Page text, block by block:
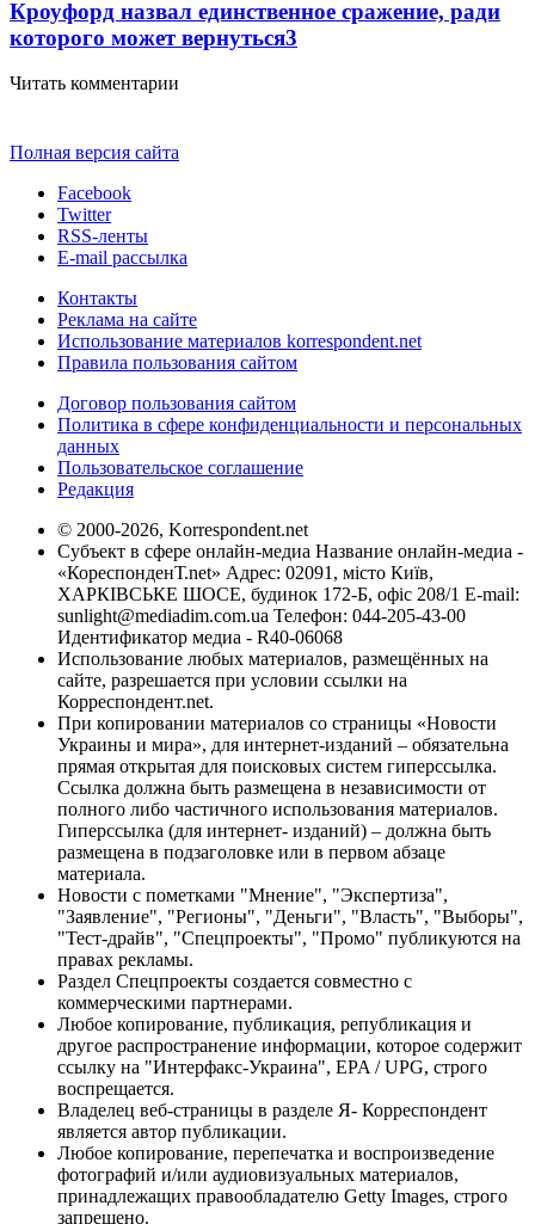
Кроуфорд назвал единственное сражение, ради
которого может вернуться3
Читать комментарии
Полная версия сайта
Facebook
Twitter
RSS-ленты
E-mail рассылка
Контакты
Реклама на сайте
Использование материалов korrespondent.net
Правила пользования сайтом
Договор пользования сайтом
Политика в сфере конфиденциальности и персональных
данных
Пользовательское соглашение
Редакция
© 2000-2026, Korrespondent.net
Субъект в сфере онлайн-медиа Название онлайн-медиа -
«КореспонденТ.net» Адрес: 02091, місто Київ,
ХАРКІВСЬКЕ ШОСЕ, будинок 172-Б, офіс 208/1 E-mail:
sunlight@mediadim.com.ua Телефон: 044-205-43-00
Идентификатор медиа - R40-06068
Использование любых материалов, размещённых на
сайте, разрешается при условии ссылки на
Корреспондент.net.
При копировании материалов со страницы «Новости
Украины и мира», для интернет-изданий – обязательна
прямая открытая для поисковых систем гиперссылка.
Ссылка должна быть размещена в независимости от
полного либо частичного использования материалов.
Гиперссылка (для интернет- изданий) – должна быть
размещена в подзаголовке или в первом абзаце
материала.
Новости с пометками "Мнение", "Экспертиза",
"Заявление", "Регионы", "Деньги", "Власть", "Выборы",
"Тест-драйв", "Спецпроекты", "Промо" публикуются на
правах рекламы.
Раздел Спецпроекты создается совместно с
коммерческими партнерами.
Любое копирование, публикация, републикация и
другое распространение информации, которое содержит
ссылку на "Интерфакс-Украина", EPA / UPG, строго
воспрещается.
Владелец веб-страницы в разделе Я- Корреспондент
является автор публикации.
Любое копирование, перепечатка и воспроизведение
фотографий и/или аудиовизуальных материалов,
принадлежащих правообладателю Getty Images, строго
запрещено.